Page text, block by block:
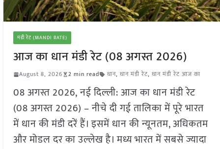
मंडी रेट (MANDI RATE)
आज का धान मंडी रेट (08 अगस्त 2026)
August 8, 2026 2 min read धान, धान मंडी रेट, धान मंडी रेट आज का
08 अगस्त 2026, नई दिल्ली: आज का धान मंडी रेट
(08 अगस्त 2026) – नीचे दी गई तालिका में पूरे भारत
में धान की मंडी दरें हैं। इसमें धान की न्यूनतम, अधिकतम
और मोडल दर का उल्लेख है। ​​मध्य भारत में सबसे ज्यादा